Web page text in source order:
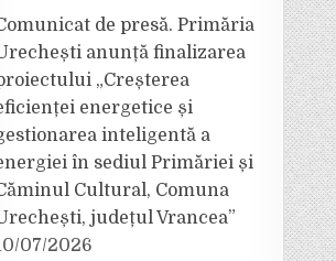
de presă. Primăria
anunță finalizarea
„Creșterea
energetice și
inteligentă a
în sediul Primăriei și
Cultural, Comuna
județul Vrancea”
07/2026